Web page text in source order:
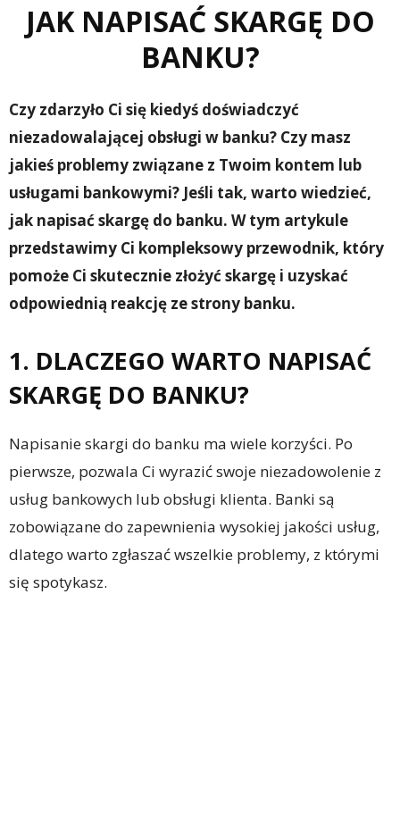
JAK NAPISAĆ SKARGĘ DO
BANKU?
Czy zdarzyło Ci się kiedyś doświadczyć
niezadowalającej obsługi w banku? Czy masz
jakieś problemy związane z Twoim kontem lub
usługami bankowymi? Jeśli tak, warto wiedzieć,
jak napisać skargę do banku. W tym artykule
przedstawimy Ci kompleksowy przewodnik, który
pomoże Ci skutecznie złożyć skargę i uzyskać
odpowiednią reakcję ze strony banku.
1. DLACZEGO WARTO NAPISAĆ
SKARGĘ DO BANKU?
Napisanie skargi do banku ma wiele korzyści. Po
pierwsze, pozwala Ci wyrazić swoje niezadowolenie z
usług bankowych lub obsługi klienta. Banki są
zobowiązane do zapewnienia wysokiej jakości usług,
dlatego warto zgłaszać wszelkie problemy, z którymi
się spotykasz.